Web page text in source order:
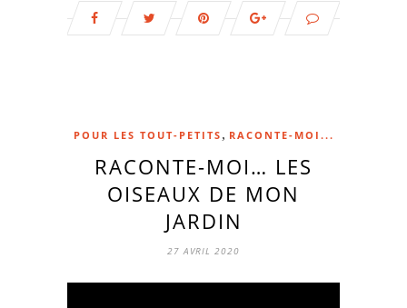
POUR LES TOUT-PETITS , RACONTE-MOI...
RACONTE-MOI… LES
OISEAUX DE MON
JARDIN
27 AVRIL 2020